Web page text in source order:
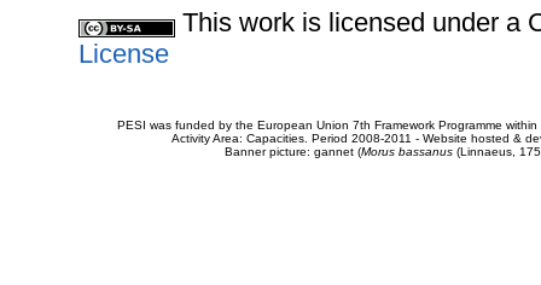
This work is licensed under a
License
PESI was funded by the European Union 7th Framework Programme
Activity Area: Capacities. Period 2008-2011 - Website hosted &
Banner picture: gannet (Morus bassanus(Linnaeus,